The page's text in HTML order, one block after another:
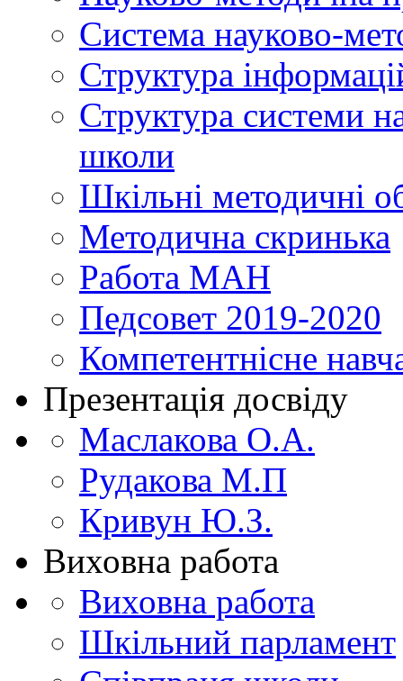
Система науково-
Структура
Структура системи
школи
Шкільні методичні
Методична скринька
Работа МАН
Педсовет 2019-2020
Компетентнісне
Презентація досвіду
Маслакова О.А.
Рудакова М.П
Кривун Ю.З.
Виховна работа
Виховна работа
Шкільний парламент